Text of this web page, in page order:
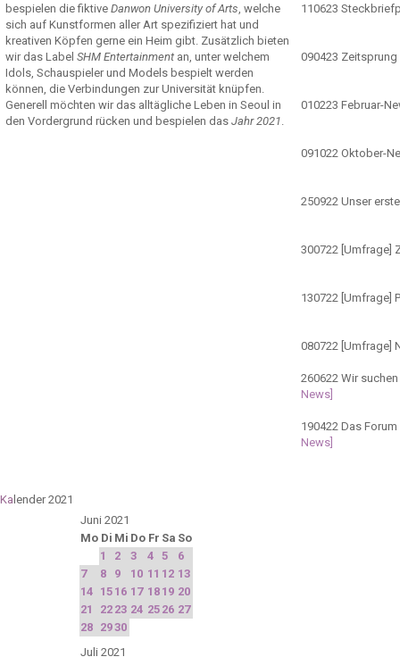
bespielen die fiktive Danwon University of Arts, welche
sich auf Kunstformen aller Art spezifiziert hat und
kreativen Köpfen gerne ein Heim gibt. Zusätzlich bieten
wir das Label SHM Entertainment an, unter welchem
Idols, Schauspieler und Models bespielt werden
können, die Verbindungen zur Universität knüpfen.
Generell möchten wir das alltägliche Leben in Seoul in
den Vordergrund rücken und bespielen das Jahr 2021.
110623
090423
010223 Februar-
091022 Oktober-
250922 Unser
300722 [Umfrage]
130722 [Umfrage]
080722 [Umfrage]
260622 Wir
News]
190422 Das
News]
Ka lender 2021
Juni 2021
Mo Di Mi Do Fr Sa So
1
2 3 4 5
6
7
8 9 10 11 12 13
14 15 16 17 18 19 20
21
22 23 24 25 26 27
28 2930
Juli 2021